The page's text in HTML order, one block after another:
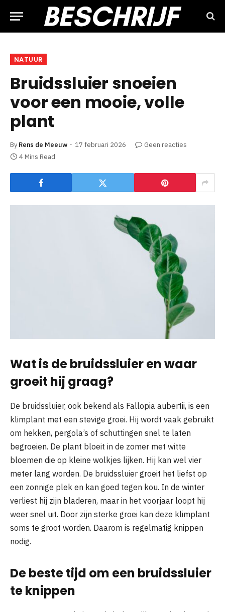
NATUUR
Bruidssluier snoeien
voor een mooie, volle
plant
By Rens de Meeuw 17 februari 2026
Geen reacties
4 Mins Read
Wat is de bruidssluier en waar
groeit hij graag?
De bruidssluier, ook bekend als Fallopia aubertii, is een
klimplant met een stevige groei. Hij wordt vaak gebruikt
om hekken, pergola’s of schuttingen snel te laten
begroeien. De plant bloeit in de zomer met witte
bloemen die op kleine wolkjes lijken. Hij kan wel vier
meter lang worden. De bruidssluier groeit het liefst op
een zonnige plek en kan goed tegen kou. In de winter
verliest hij zijn bladeren, maar in het voorjaar loopt hij
weer snel uit. Door zijn sterke groei kan deze klimplant
soms te groot worden. Daarom is regelmatig knippen
nodig.
De beste tijd om een bruidssluier
te knippen